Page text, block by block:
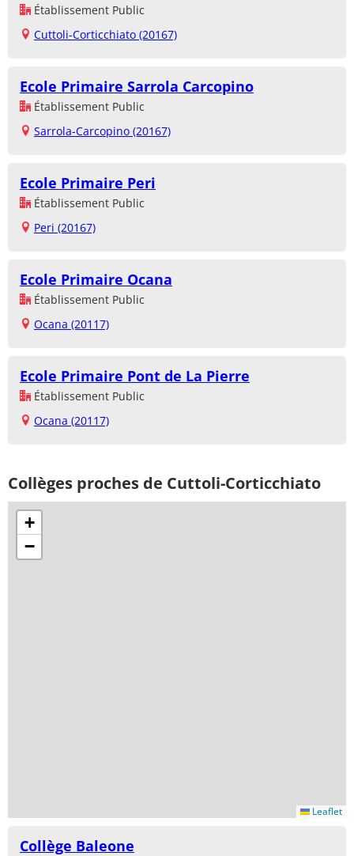
Établissement Public
Cuttoli-Corticchiato (20167)
Ecole Primaire Sarrola Carcopino
Établissement Public
Sarrola-Carcopino (20167)
Ecole Primaire Peri
Établissement Public
Peri (20167)
Ecole Primaire Ocana
Établissement Public
Ocana (20117)
Ecole Primaire Pont de La Pierre
Établissement Public
Ocana (20117)
Collèges proches de Cuttoli-Corticchiato
+
−
Leaflet
Collège Baleone